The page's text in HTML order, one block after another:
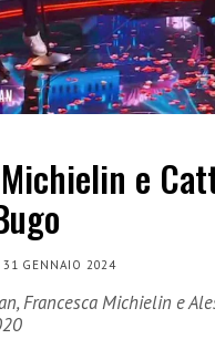
e
31 GENNAIO 2024
Francesca Michielin e